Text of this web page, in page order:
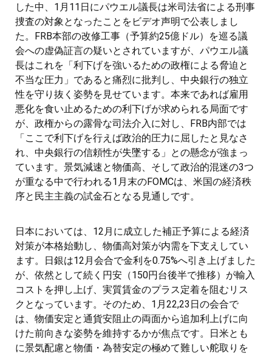
した中、1月11日にパウエル議長は米司法省による刑事
捜査の対象となったことをビデオ声明で公表しまし
た。FRB本部の改修工事（予算約25億ドル）を巡る議
会への虚偽証言の疑いとされていますが、パウエル議
長はこれを「利下げを強いるための政権による脅迫と
不当な圧力」であると痛烈に批判し、中央銀行の独立
性を守り抜く姿勢を見せています。本来であれば雇用
悪化を食い止めるための利下げが求められる局面です
が、政権からの露骨な司法介入に対し、FRB内部では
「ここで利下げを行えば政治的圧力に屈したと見なさ
れ、中央銀行の信頼性が失墜する」との懸念が強まっ
ています。景気減速と物価高、そして政治的混迷の3つ
が重なる中で行われる1月末のFOMCは、米国の経済秩
序と民主主義の試金石となる見通しです。
日本においては、12月に成立した補正予算による経済
対策が本格始動し、物価高対策が内需を下支えしてい
ます。日銀は12月会合で金利を0.75%へ引き上げました
が、依然として続く円安（150円台後半で推移）が輸入
コストを押し上げ、実質賃金のプラス定着を阻むリス
クとなっています。そのため、1月22,23日の会合で
は、物価安定と通貨安阻止の両面から追加利上げに向
けた前向きな姿勢を維持するかが焦点です。日米とも
に景気配慮と物価・為替安定の極めて難しい舵取りを